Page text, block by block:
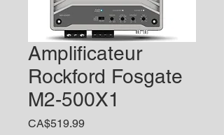
Amplificateur
Rockford Fosgate
M2-500X1
CA$519.99Price